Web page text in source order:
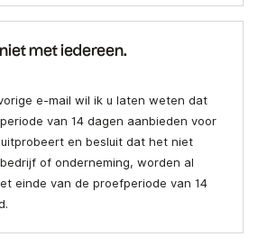
met iedereen.
e-mail wil ik u laten weten dat
van 14 dagen aanbieden voor
uitprobeert en besluit dat het niet
of onderneming, worden al
einde van de proefperiode van 14